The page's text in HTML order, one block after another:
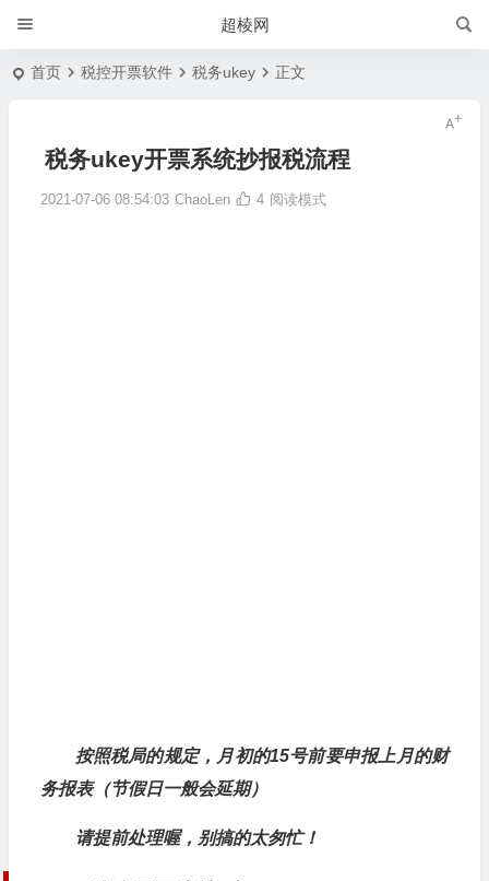
超棱网
首页 税控开票软件 税务ukey 正文
税务ukey开票系统抄报税流程
2021-07-06 08:54:03 ChaoLen 4 阅读模式
按照税局的规定，月初的15号前要申报上月的财
务报表（节假日一般会延期）
请提前处理喔，别搞的太匆忙！